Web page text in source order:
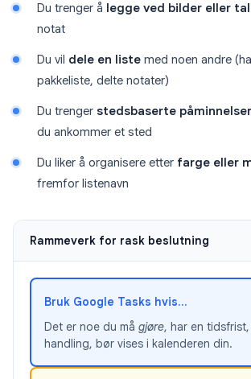
Du trenger å legge ved bilder eller
notat
Du vil dele en liste med noen andre
pakkeliste, delte notater)
Du trenger stedsbaserte påminnelser
du ankommer et sted
Du liker å organisere etter farge eller
fremfor listenavn
Rammeverk for rask beslutning
Bruk Google Tasks hvis...
Det er noe du må gjøre, har en
handling, bør vises i kalenderen din.